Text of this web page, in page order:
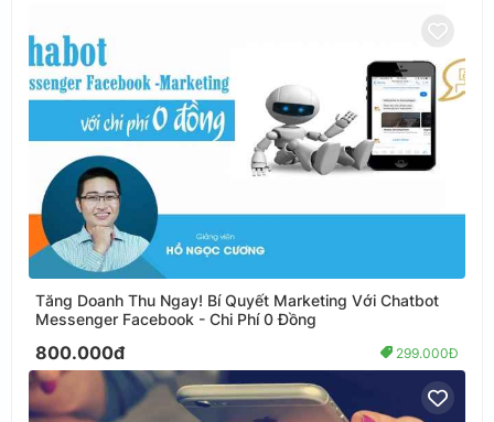
Tăng Doanh Thu Ngay! Bí Quyết Marketing Với Chatbot
Messenger Facebook - Chi Phí 0 Đồng
800.000đ 299.000Đ